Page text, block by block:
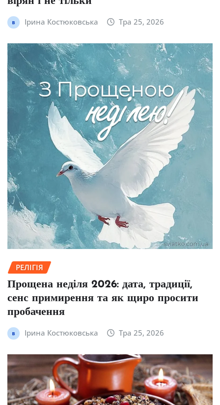
Ірина Костюковська Тра 25, 2026
РЕЛІГІЯ
Прощена неділя 2026: дата, традиції,
сенс примирення та як щиро просити
пробачення
Ірина Костюковська Тра 25, 2026